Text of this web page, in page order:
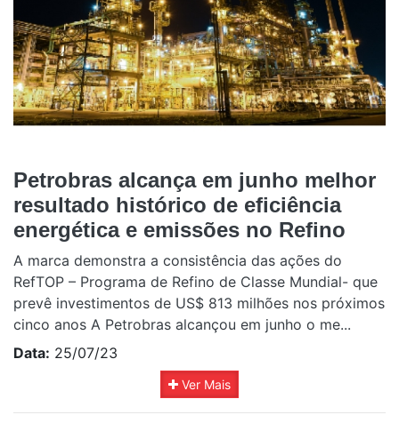
Petrobras alcança em junho melhor
resultado histórico de eficiência
energética e emissões no Refino
A marca demonstra a consistência das ações do
RefTOP – Programa de Refino de Classe Mundial- que
prevê investimentos de US$ 813 milhões nos próximos
cinco anos A Petrobras alcançou em junho o me...
Data: 25/07/23
Ver Mais